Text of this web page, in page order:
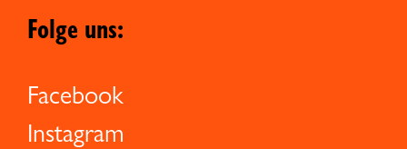
Folge uns:
Facebook
Instagram